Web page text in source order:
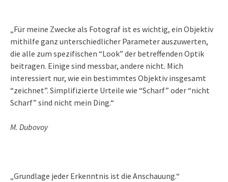
„Für meine Zwecke als Fotograf ist es wichtig, ein Objektiv
mithilfe ganz unterschiedlicher Parameter auszuwerten,
die alle zum spezifischen “Look” der betreffenden Optik
beitragen. Einige sind messbar, andere nicht. Mich
interessiert nur, wie ein bestimmtes Objektiv insgesamt
“zeichnet”. Simplifizierte Urteile wie “Scharf” oder “nicht
Scharf” sind nicht mein Ding.“
M. Dubovoy
„Grundlage jeder Erkenntnis ist die Anschauung.“